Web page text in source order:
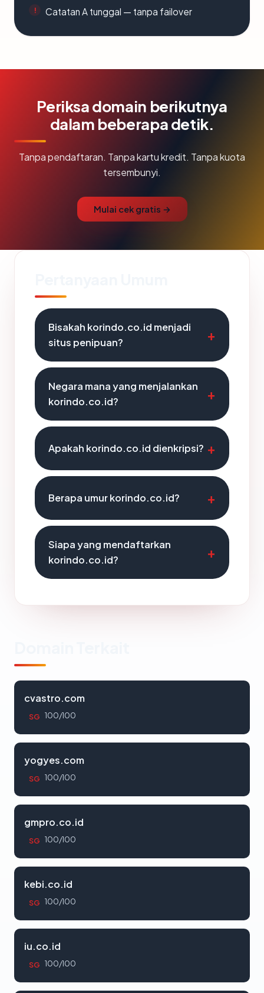
Catatan A tunggal — tanpa failover
Periksa domain berikutnya
dalam beberapa detik.
Tanpa pendaftaran. Tanpa kartu kredit. Tanpa kuota
tersembunyi.
Mulai cek gratis →
Bisakah korindo.co.id menjadi
situs penipuan?
Negara mana yang menjalankan
korindo.co.id?
Apakah korindo.co.id dienkripsi?
Berapa umur korindo.co.id?
Siapa yang mendaftarkan
korindo.co.id?
cvastro.com
SG 100/100
yogyes.com
SG 100/100
gmpro.co.id
SG 100/100
kebi.co.id
SG 100/100
iu.co.id
SG 100/100